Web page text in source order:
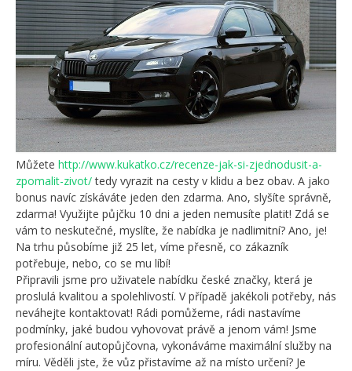
Můžete http://www.kukatko.cz/recenze-jak-si-zjednodusit-a-
zpomalit-zivot/tedy vyrazit na cesty v klidu a bez obav. A jako
bonus navíc získáváte jeden den zdarma. Ano, slyšíte správně,
zdarma! Využijte půjčku 10 dni a jeden nemusíte platit! Zdá se
vám to neskutečné, myslíte, že nabídka je nadlimitní? Ano, je!
Na trhu působíme již 25 let, víme přesně, co zákazník
potřebuje, nebo, co se mu líbí!
Připravili jsme pro uživatele nabídku české značky, která je
proslulá kvalitou a spolehlivostí. V případě jakékoli potřeby, nás
neváhejte kontaktovat! Rádi pomůžeme, rádi nastavíme
podmínky, jaké budou vyhovovat právě a jenom vám! Jsme
profesionální autopůjčovna, vykonáváme maximální služby na
míru. Věděli jste, že vůz přistavíme až na místo určení? Je